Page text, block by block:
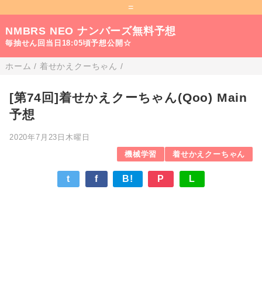
=
NMBRS NEO ナンバーズ無料予想
毎抽せん回当日18:05頃予想公開☆
ホーム / 着せかえクーちゃん /
[第74回]着せかえクーちゃん(Qoo) Main
予想
2020年7月23日木曜日
機械学習
着せかえクーちゃん
t f B! P L